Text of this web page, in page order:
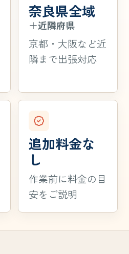
奈良県全域
＋近隣府県
京都・大阪など近
隣まで出張対応
追加料金な
し
作業前に料金の目
安をご説明